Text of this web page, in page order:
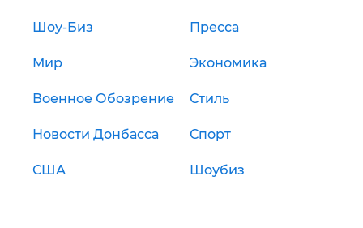
Шоу-Биз Пресса
Мир Экономика
Военное Обозрение Стиль
Новости Донбасса Спорт
США Шоубиз